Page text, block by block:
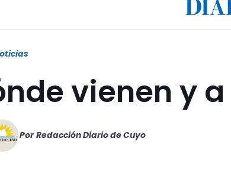
vienen y
Por Redacción Diario de Cuyo